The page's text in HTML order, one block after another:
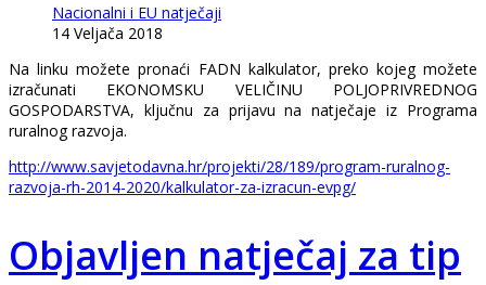
Nacionalni i EU natječaji
14 Veljača 2018
Na linku možete pronaći FADN kalkulator, preko kojeg možete
izračunati EKONOMSKU VELIČINU POLJOPRIVREDNOG
GOSPODARSTVA, ključnu za prijavu na natječaje iz Programa
ruralnog razvoja.
http://www.savjetodavna.hr/projekti/28/189/program-ruralnog-
razvoja-rh-2014-2020/kalkulator-za-izracun-evpg/
Objavljen natječaj za tip